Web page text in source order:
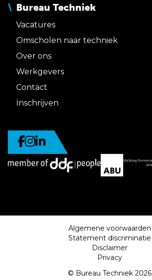
Bureau Techniek
Vacatures
Omscholen naar techniek
Over ons
Werkgevers
Contact
Inschrijven
Algemene voorwaarden
Statement discriminatie
Disclaimer
Privacy
© Bureau Techniek 2026